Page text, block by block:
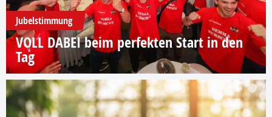
Jubelstimmung
VOLL DABEI beim perfekten Start in den
Tag